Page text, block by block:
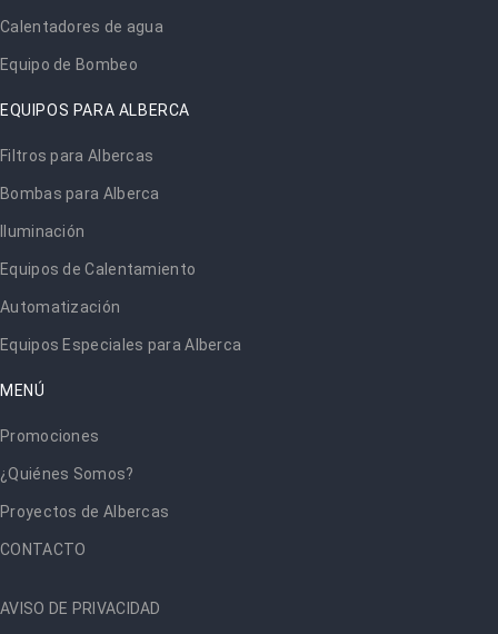
Calentadores de agua
Equipo de Bombeo
EQUIPOS PARA ALBERCA
Filtros para Albercas
Bombas para Alberca
Iluminación
Equipos de Calentamiento
Automatización
Equipos Especiales para Alberca
MENÚ
Promociones
¿Quiénes Somos?
Proyectos de Albercas
CONTACTO
AVISO DE PRIVACIDAD